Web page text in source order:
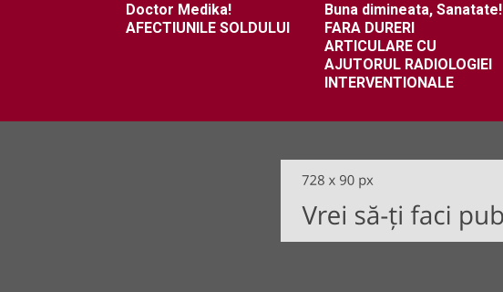
Doctor Medika!
AFECTIUNILE SOLDULUI
Buna dimineata, Sanatate!
FARA DURERI
ARTICULARE CU
AJUTORUL RADIOLOGIEI
INTERVENTIONALE